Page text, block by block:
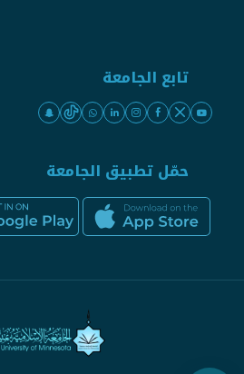
تابع الجامعة
حمّل تطبيق الجامعة